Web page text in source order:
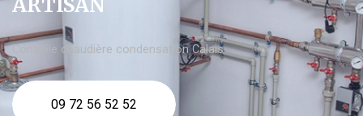
ARTISAN
Contrôle chaudière condensation Calais
09 72 56 52 52